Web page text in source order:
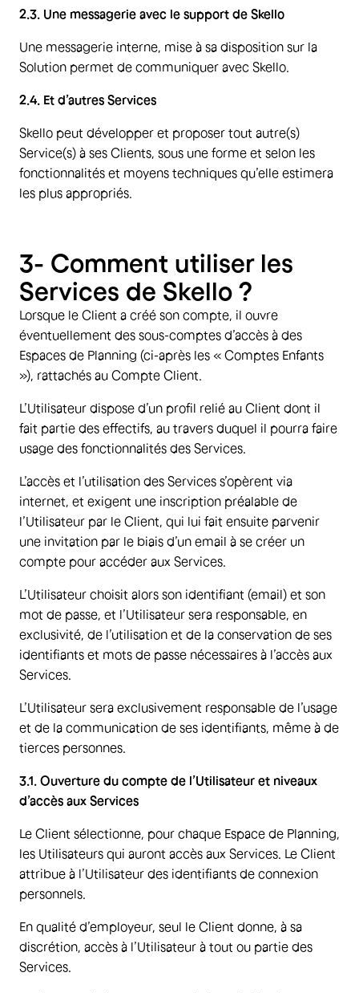
2.3. Une messagerie avec le support de Skello
Une messagerie interne, mise à sa disposition sur la
Solution permet de communiquer avec Skello.
2.4. Et d’autres Services
Skello peut développer et proposer tout autre(s)
Service(s) à ses Clients, sous une forme et selon les
fonctionnalités et moyens techniques qu’elle estimera
les plus appropriés.
3- Comment utiliser les
Services de Skello ?
Lorsque le Client a créé son compte, il ouvre
éventuellement des sous-comptes d’accès à des
Espaces de Planning (ci-après les « Comptes Enfants
»), rattachés au Compte Client.
L’Utilisateur dispose d’un profil relié au Client dont il
fait partie des effectifs, au travers duquel il pourra faire
usage des fonctionnalités des Services.
L’accès et l’utilisation des Services s’opèrent via
internet, et exigent une inscription préalable de
l’Utilisateur par le Client, qui lui fait ensuite parvenir
une invitation par le biais d’un email à se créer un
compte pour accéder aux Services.
L’Utilisateur choisit alors son identifiant (email) et son
mot de passe, et l’Utilisateur sera responsable, en
exclusivité, de l’utilisation et de la conservation de ses
identifiants et mots de passe nécessaires à l’accès aux
Services.
L’Utilisateur sera exclusivement responsable de l’usage
et de la communication de ses identifiants, même à de
tierces personnes.
3.1. Ouverture du compte de l’Utilisateur et niveaux
d’accès aux Services
Le Client sélectionne, pour chaque Espace de Planning,
les Utilisateurs qui auront accès aux Services. Le Client
attribue à l’Utilisateur des identifiants de connexion
personnels.
En qualité d’employeur, seul le Client donne, à sa
discrétion, accès à l’Utilisateur à tout ou partie des
Services.